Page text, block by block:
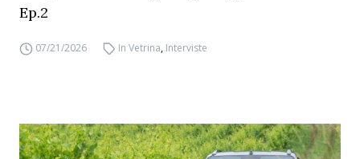
Ep.2
07/21/2026 In Vetrina, Interviste